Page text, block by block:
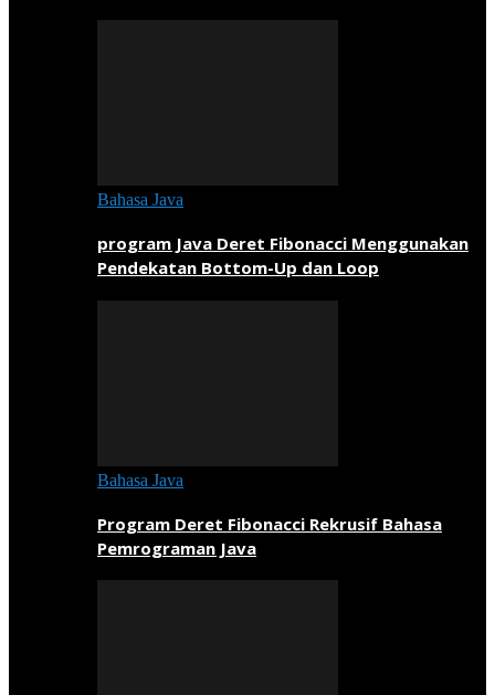
Bahasa Java
program Java Deret Fibonacci Menggunakan
Pendekatan Bottom-Up dan Loop
Bahasa Java
Program Deret Fibonacci Rekrusif Bahasa
Pemrograman Java